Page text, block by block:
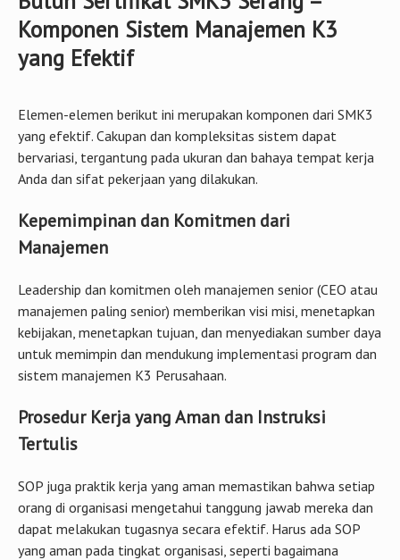
Komponen Sistem Manajemen K3
yang Efektif
Elemen-elemen berikut ini merupakan komponen dari SMK3
yang efektif. Cakupan dan kompleksitas sistem dapat
bervariasi, tergantung pada ukuran dan bahaya tempat kerja
Anda dan sifat pekerjaan yang dilakukan.
Kepemimpinan dan Komitmen dari
Manajemen
Leadership dan komitmen oleh manajemen senior (CEO atau
manajemen paling senior) memberikan visi misi, menetapkan
kebijakan, menetapkan tujuan, dan menyediakan sumber daya
untuk memimpin dan mendukung implementasi program dan
sistem manajemen K3 Perusahaan.
Prosedur Kerja yang Aman dan Instruksi
Tertulis
SOP juga praktik kerja yang aman memastikan bahwa setiap
orang di organisasi mengetahui tanggung jawab mereka dan
dapat melakukan tugasnya secara efektif. Harus ada SOP
yang aman pada tingkat organisasi, seperti bagaimana